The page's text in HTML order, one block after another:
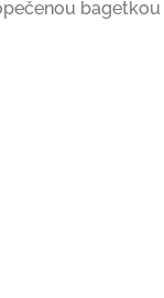
bagetkou